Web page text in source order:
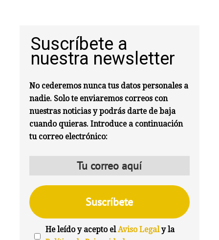
Suscríbete a
nuestra newsletter
No cederemos nunca tus datos personales a
nadie. Solo te enviaremos correos con
nuestras noticias y podrás darte de baja
cuando quieras. Introduce a continuación
tu correo electrónico:
He leído y acepto elAviso Legaly la